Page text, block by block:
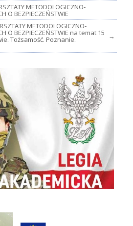
METODOLOGICZNO-
O BEZPIECZEŃSTWIE
METODOLOGICZNO-
O BEZPIECZEŃSTWIE na temat 15
Tożsamość. Poznanie. →